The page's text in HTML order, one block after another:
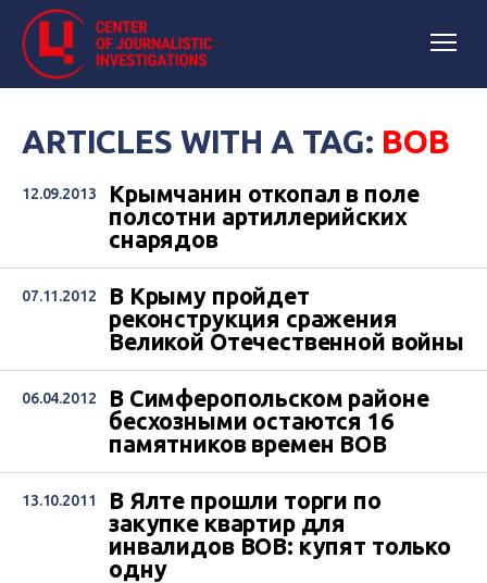
ARTICLES WITH A TAG: ВОВ
12.09.2013
Крымчанин откопал в поле
полсотни артиллерийских
снарядов
07.11.2012
В Крыму пройдет
реконструкция сражения
Великой Отечественной войны
06.04.2012
В Симферопольском районе
бесхозными остаются 16
памятников времен ВОВ
13.10.2011
В Ялте прошли торги по
закупке квартир для
инвалидов ВОВ: купят только
одну